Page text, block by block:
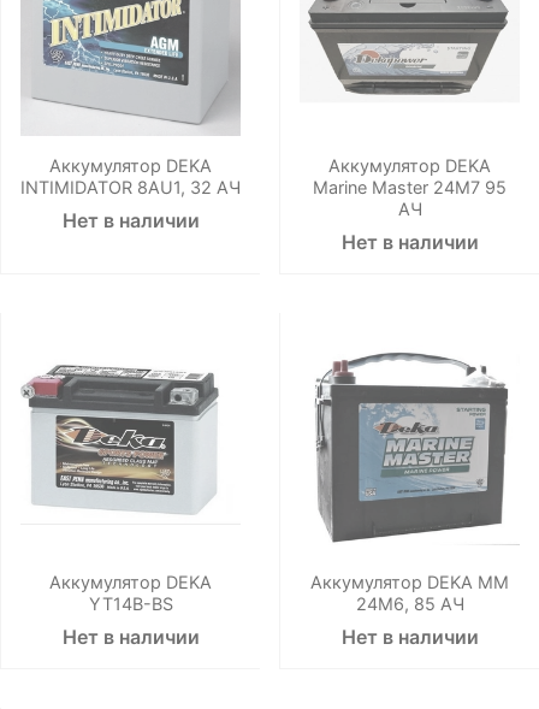
Аккумулятор DEKA
INTIMIDATOR 8AU1, 32 АЧ
Нет в наличии
Аккумулятор DEKA
Marine Master 24М7 95
АЧ
Нет в наличии
Аккумулятор DEKA
YT14B-BS
Нет в наличии
Аккумулятор DEKA ММ
24М6, 85 АЧ
Нет в наличии